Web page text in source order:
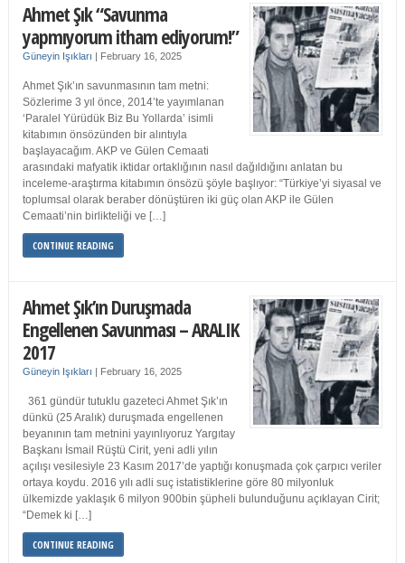
Ahmet Şık “Savunma
yapmıyorum itham ediyorum!”
Güneyin Işıkları | February 16, 2025
Ahmet Şık’ın savunmasının tam metni:
Sözlerime 3 yıl önce, 2014’te yayımlanan
‘Paralel Yürüdük Biz Bu Yollarda’ isimli
kitabımın önsözünden bir alıntıyla
başlayacağım. AKP ve Gülen Cemaati
arasındaki mafyatik iktidar ortaklığının nasıl dağıldığını anlatan bu
inceleme-araştırma kitabımın önsözü şöyle başlıyor: “Türkiye’yi siyasal ve
toplumsal olarak beraber dönüştüren iki güç olan AKP ile Gülen
Cemaati’nin birlikteliği ve […]
CONTINUE READING
Ahmet Şık’ın Duruşmada
Engellenen Savunması – ARALIK
2017
Güneyin Işıkları | February 16, 2025
361 gündür tutuklu gazeteci Ahmet Şık’ın
dünkü (25 Aralık) duruşmada engellenen
beyanının tam metnini yayınlıyoruz Yargıtay
Başkanı İsmail Rüştü Cirit, yeni adli yılın
açılışı vesilesiyle 23 Kasım 2017’de yaptığı konuşmada çok çarpıcı veriler
ortaya koydu. 2016 yılı adli suç istatistiklerine göre 80 milyonluk
ülkemizde yaklaşık 6 milyon 900bin şüpheli bulunduğunu açıklayan Cirit;
“Demek ki […]
CONTINUE READING